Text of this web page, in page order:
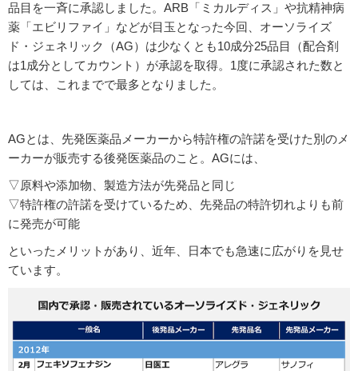
品目を一斉に承認しました。ARB「ミカルディス」や抗精神病
薬「エビリファイ」などが目玉となった今回、オーソライズ
ド・ジェネリック（AG）は少なくとも10成分25品目（配合剤
は1成分としてカウント）が承認を取得。1度に承認された数と
しては、これまでで最多となりました。
AGとは、先発医薬品メーカーから特許権の許諾を受けた別のメ
ーカーが販売する後発医薬品のこと。AGには、
▽原料や添加物、製造方法が先発品と同じ
▽特許権の許諾を受けているため、先発品の特許切れよりも前
に発売が可能
といったメリットがあり、近年、日本でも急速に広がりを見せ
ています。